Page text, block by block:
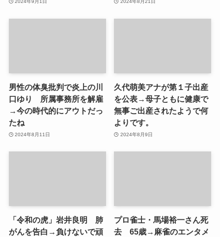
2024年9月1日 2024年8月21日
男性の体臭批判で炎上の川
口ゆり 所属事務所を解雇
→今の時代的にアウトだっ
たね
2024年8月11日
久代萌美アナが第１子出産
を公表→母子ともに健康で
無事ご出産されたようで何
よりです。
2024年8月9日
「令和の虎」岩井良明 肺
がんを告白→負けないで頑
プロ雀士・馬場裕一さん死
去 65歳→麻雀のエンタメ